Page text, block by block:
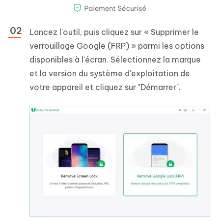
Lancez l'outil, puis cliquez sur « Supprimer le
verrouillage Google (FRP) » parmi les options
disponibles à l'écran. Sélectionnez la marque
et la version du système d'exploitation de
votre appareil et cliquez sur "Démarrer".